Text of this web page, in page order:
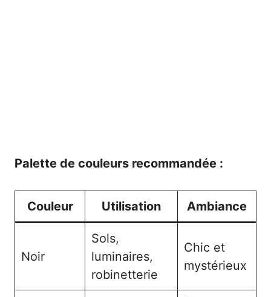
Palette de couleurs recommandée :
Couleur Utilisation Ambiance
Noir
Sols,
luminaires,
robinetterie
Chic et
mystérieux